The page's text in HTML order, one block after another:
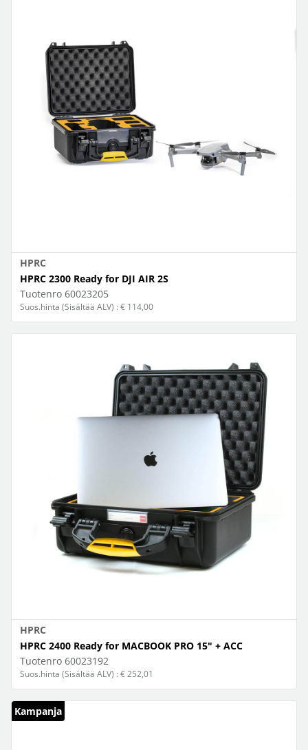
HPRC
HPRC 2300 Ready for DJI AIR 2S
Tuotenro 60023205
Suos.hinta (Sisältää ALV) : € 114,00
HPRC
HPRC 2400 Ready for MACBOOK PRO 15" + ACC
Tuotenro 60023192
Suos.hinta (Sisältää ALV) : € 252,01
Kampanja